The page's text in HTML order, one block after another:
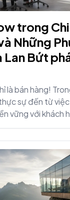
trong
Những
Lan Bứt
là bán hàng!
sự đến từ
vững với khách